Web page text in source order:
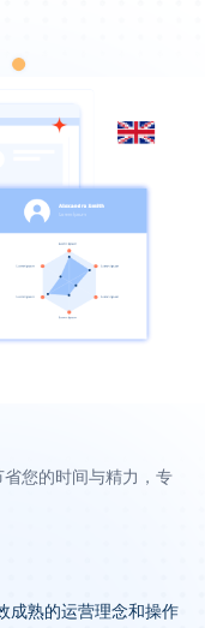
您的时间与精力，专
成熟的运营理念和操作